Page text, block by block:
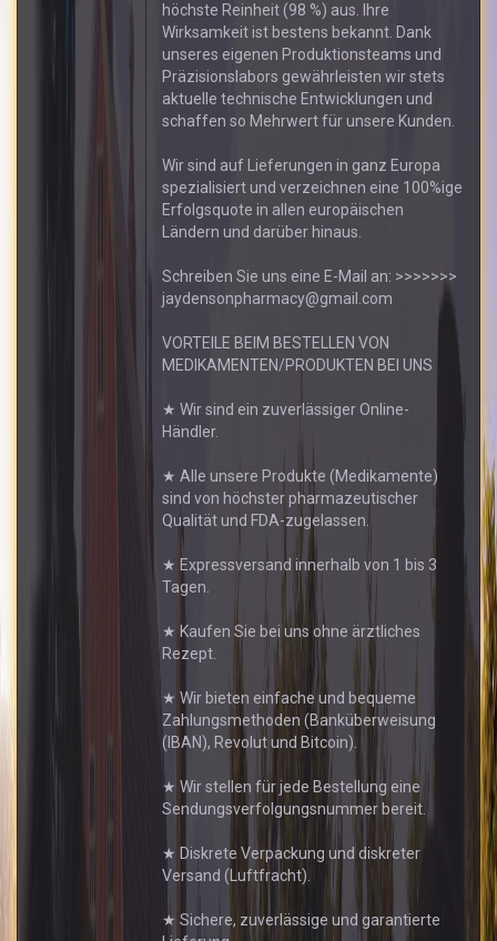
höchste Reinheit (98 %) aus. Ihre
Wirksamkeit ist bestens bekannt. Dank
unseres eigenen Produktionsteams und
Präzisionslabors gewährleisten wir stets
aktuelle technische Entwicklungen und
schaffen so Mehrwert für unsere Kunden.
Wir sind auf Lieferungen in ganz Europa
spezialisiert und verzeichnen eine 100%ige
Erfolgsquote in allen europäischen
Ländern und darüber hinaus.
Schreiben Sie uns eine E-Mail an: >>>>>>>
jaydensonpharmacy@gmail.com
VORTEILE BEIM BESTELLEN VON
MEDIKAMENTEN/PRODUKTEN BEI UNS
★ Wir sind ein zuverlässiger Online-
Händler.
★ Alle unsere Produkte (Medikamente)
sind von höchster pharmazeutischer
Qualität und FDA-zugelassen.
★ Expressversand innerhalb von 1 bis 3
Tagen.
★ Kaufen Sie bei uns ohne ärztliches
Rezept.
★ Wir bieten einfache und bequeme
Zahlungsmethoden (Banküberweisung
(IBAN), Revolut und Bitcoin).
★ Wir stellen für jede Bestellung eine
Sendungsverfolgungsnummer bereit.
★ Diskrete Verpackung und diskreter
Versand (Luftfracht).
★ Sichere, zuverlässige und garantierte